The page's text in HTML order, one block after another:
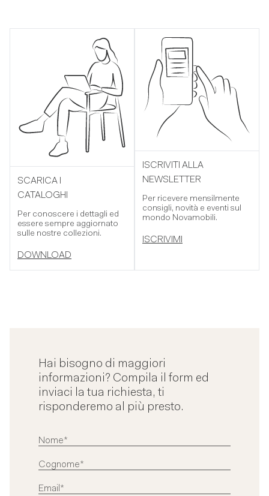
SCARICA I
CATALOGHI
Per conoscere i dettagli ed
essere sempre aggiornato
sulle nostre collezioni.
DOWNLOAD
ISCRIVITI ALLA
NEWSLETTER
Per ricevere mensilmente
consigli, novità e eventi sul
mondo Novamobili.
ISCRIVIMI
Hai bisogno di maggiori
informazioni? Compila il form ed
inviaci la tua richiesta, ti
risponderemo al più presto.